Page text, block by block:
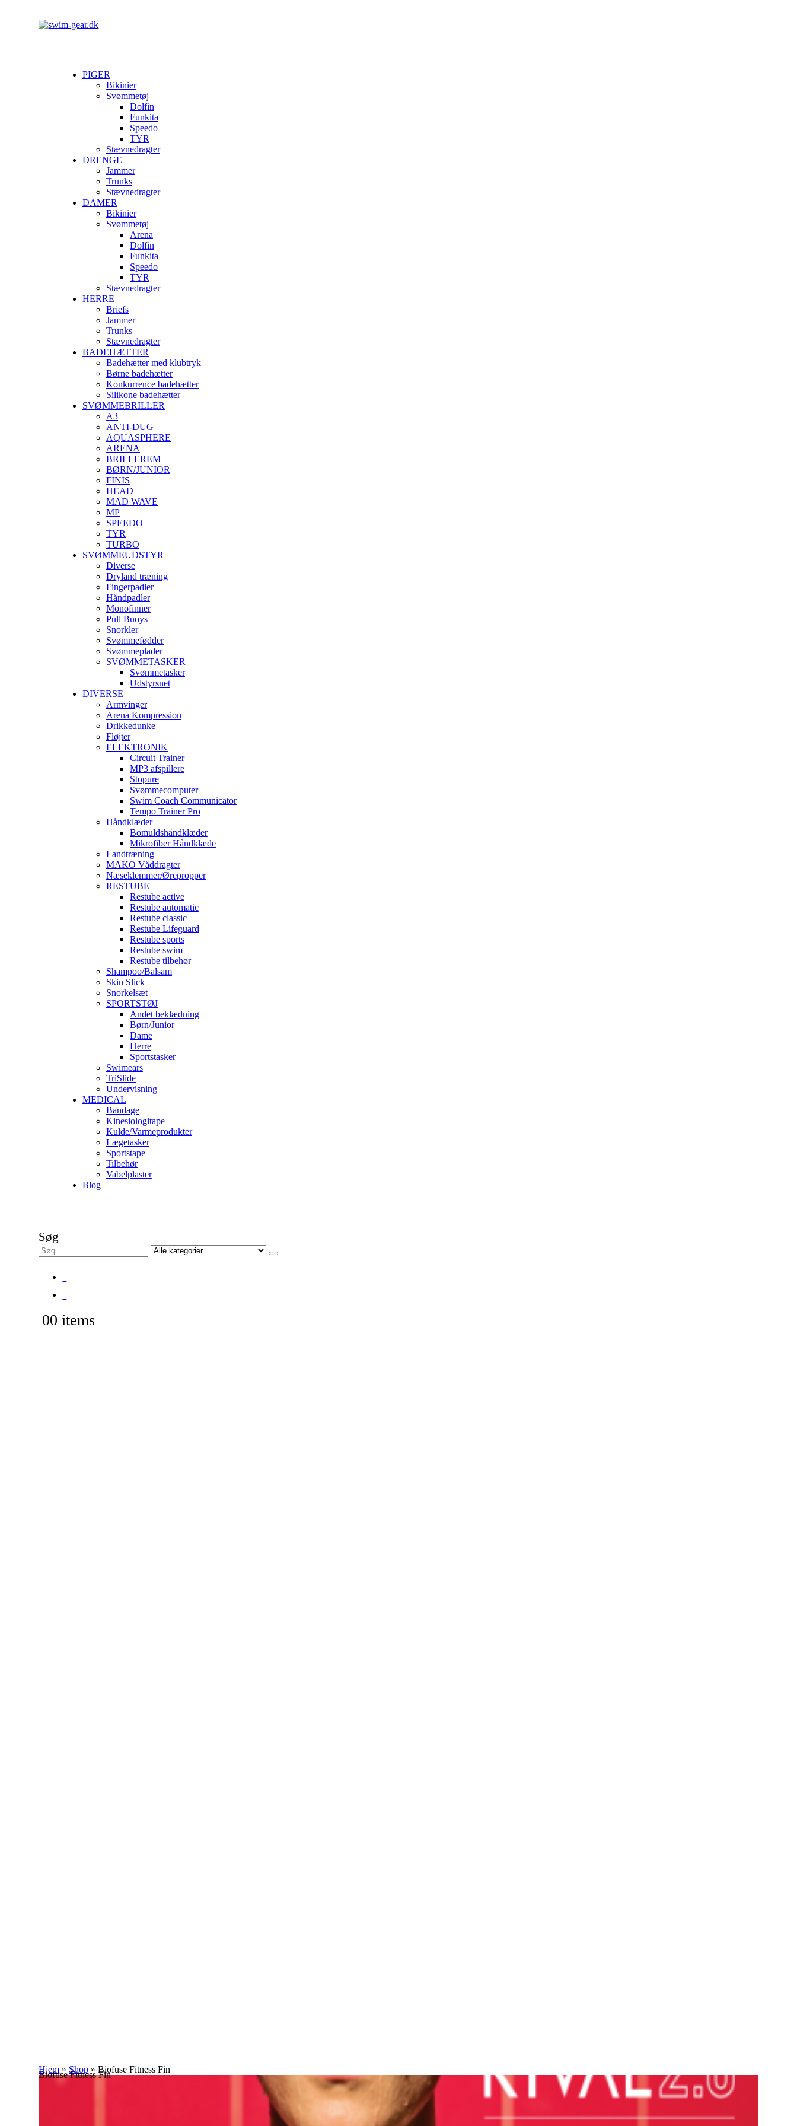
PIGER
Bikinier
Svømmetøj
Dolfin
Funkita
Speedo
TYR
Stævnedragter
DRENGE
Jammer
Trunks
Stævnedragter
DAMER
Bikinier
Svømmetøj
Arena
Dolfin
Funkita
Speedo
TYR
Stævnedragter
HERRE
Briefs
Jammer
Trunks
Stævnedragter
BADEHÆTTER
Badehætter med klubtryk
Børne badehætter
Konkurrence badehætter
Silikone badehætter
SVØMMEBRILLER
A3
ANTI-DUG
AQUASPHERE
ARENA
BRILLEREM
BØRN/JUNIOR
FINIS
HEAD
MAD WAVE
MP
SPEEDO
TYR
TURBO
SVØMMEUDSTYR
Diverse
Dryland træning
Fingerpadler
Håndpadler
Monofinner
Pull Buoys
Snorkler
Svømmefødder
Svømmeplader
SVØMMETASKER
Svømmetasker
Udstyrsnet
DIVERSE
Armvinger
Arena Kompression
Drikkedunke
Fløjter
ELEKTRONIK
Circuit Trainer
MP3 afspillere
Stopure
Svømmecomputer
Swim Coach Communicator
Tempo Trainer Pro
Håndklæder
Bomuldshåndklæder
Mikrofiber Håndklæde
Landtræning
MAKO Våddragter
Næseklemmer/Ørepropper
RESTUBE
Restube active
Restube automatic
Restube classic
Restube Lifeguard
Restube sports
Restube swim
Restube tilbehør
Shampoo/Balsam
Skin Slick
Snorkelsæt
SPORTSTØJ
Andet beklædning
Børn/Junior
Dame
Herre
Sportstasker
Swimears
TriSlide
Undervisning
MEDICAL
Bandage
Kinesiologitape
Kulde/Varmeprodukter
Lægetasker
Sportstape
Tilbehør
Vabelplaster
Blog
Søg
00 items
Hjem » Shop »Biofuse Fitness Fin
Biofuse Fitness Fin